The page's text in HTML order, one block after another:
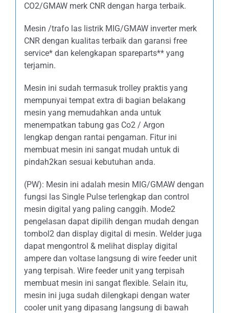
CO2/GMAW merk CNR dengan harga terbaik.
Mesin /trafo las listrik MIG/GMAW inverter merk
CNR dengan kualitas terbaik dan garansi free
service* dan kelengkapan spareparts** yang
terjamin.
Mesin ini sudah termasuk trolley praktis yang
mempunyai tempat extra di bagian belakang
mesin yang memudahkan anda untuk
menempatkan tabung gas Co2 / Argon
lengkap dengan rantai pengaman. Fitur ini
membuat mesin ini sangat mudah untuk di
pindah2kan sesuai kebutuhan anda.
(PW): Mesin ini adalah mesin MIG/GMAW dengan
fungsi las Single Pulse terlengkap dan control
mesin digital yang paling canggih. Mode2
pengelasan dapat dipilih dengan mudah dengan
tombol2 dan display digital di mesin. Welder juga
dapat mengontrol & melihat display digital
ampere dan voltase langsung di wire feeder unit
yang terpisah. Wire feeder unit yang terpisah
membuat mesin ini sangat flexible. Selain itu,
mesin ini juga sudah dilengkapi dengan water
cooler unit yang dipasang langsung di bawah